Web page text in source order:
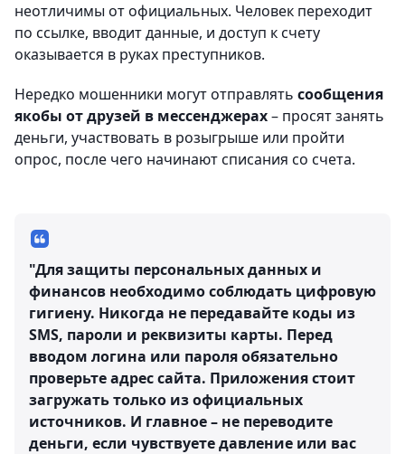
неотличимы от официальных. Человек переходит
по ссылке, вводит данные, и доступ к счету
оказывается в руках преступников.
Нередко мошенники могут отправлять сообщения
якобы от друзей в мессенджерах– просят занять
деньги, участвовать в розыгрыше или пройти
опрос, после чего начинают списания со счета.
"Для защиты персональных данных и
финансов необходимо соблюдать цифровую
гигиену. Никогда не передавайте коды из
SMS, пароли и реквизиты карты. Перед
вводом логина или пароля обязательно
проверьте адрес сайта. Приложения стоит
загружать только из официальных
источников. И главное – не переводите
деньги, если чувствуете давление или вас